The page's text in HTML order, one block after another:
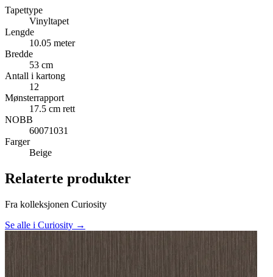
Tapettype
Vinyltapet
Lengde
10.05 meter
Bredde
53 cm
Antall i kartong
12
Mønsterrapport
17.5 cm rett
NOBB
60071031
Farger
Beige
Relaterte produkter
Fra kolleksjonen Curiosity
Se alle i Curiosity →